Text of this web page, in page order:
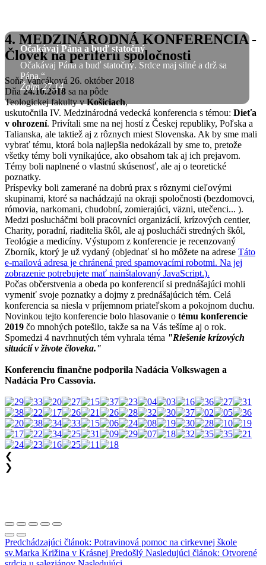
Očakávaj Pána a buď statočný
Očakávaj Pána a buď statočný. Srdce maj silné a drž sa
Pána.“
Žalm 27,14
4. MEDZINÁRODNÁ KONFERENCIA -
Človek na periférii spoločnosti
Soňa Vancáková 26. október 2018
Dňa24.10.2018 sa na pôde
Teologickej fakulty vKošiciach,
uskutočnila IV. Medzinárodná vedecká konferencia s témou: Dieťa
v ohrození. Privítali sme na nej hostí z Českej republiky, Poľska a
Talianska, ale taktiež aj z rôznych miest Slovenska. Ak by sme mali
vybrať tému, ktorá bola najlepšia nedokázali by sme to, pretože
všetky témy boli vynikajúce, ako obsahom tak aj ich prejavom.
Témy boli naplnené o vlastnú skúsenosť, ale aj o teoretické
poznatky.
Príspevky boli zamerané na dobrú prax s rôznymi cieľovými
skupinami, ktoré sa nachádzajú na okraji spoločnosti (bezdomovci,
rómovia, narkomani, chudobní, zomierajúci, väzni, utečenci... ).
Medzi poslucháčmi boli pracovníci organizácií, krízových centier,
Charity, poradní, riaditelia škôl, ale aj poslucháči stredných škôl,
Teológie a medicíny. Výstupom z konferencie je recenzovaný
Zborník, ktorý je už vydaný (objednať si ho môžete na adrese Táto
e-mailová adresa je chránená pred spamovacími robotmi. Na jej
zobrazenie potrebujete mať nainštalovaný JavaScript.).
Počas občerstvenia a obeda po konferencií si prednášajúci mohli
vymeniť svoje poznatky a dojmy z prednášajúcich tém. Celá
konferencia sa niesla v príjemnom priateľskom a pokojnom duchu.
Novinkou tejto konferencie bolo hlasovanie o tému konferencie
2019 čo mnohých potešilo, takže sa na Vás tešíme aj o rok.
Spomedzi 4 navrhnutých tém vyhrala téma "Riešenie krízových
situácií v živote človeka."
Konferenciu finančne podporila Nadácia Volkswagen a
Nadácia Pro Cassovia.
❮
❯
Predchádzajúci článok: Potravinová pomoc na cirkevnej škole
sv.Marka Križina v Krásnej Predošlý Nasledujúci článok: Otvorené